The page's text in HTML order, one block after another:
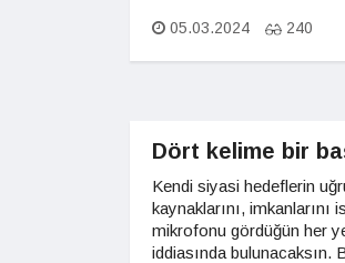
05.03.2024 240
Dört kelime bir
Kendi siyasi hedeflerin
kaynaklarını, imkanlarını
mikrofonu gördüğün her
iddiasında bulunacaksın.